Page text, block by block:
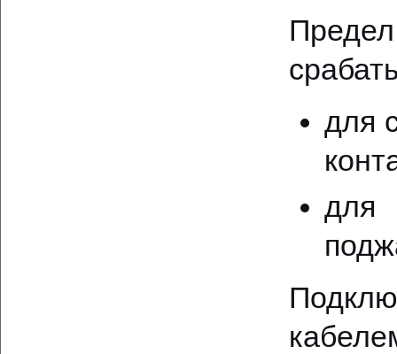
для
для